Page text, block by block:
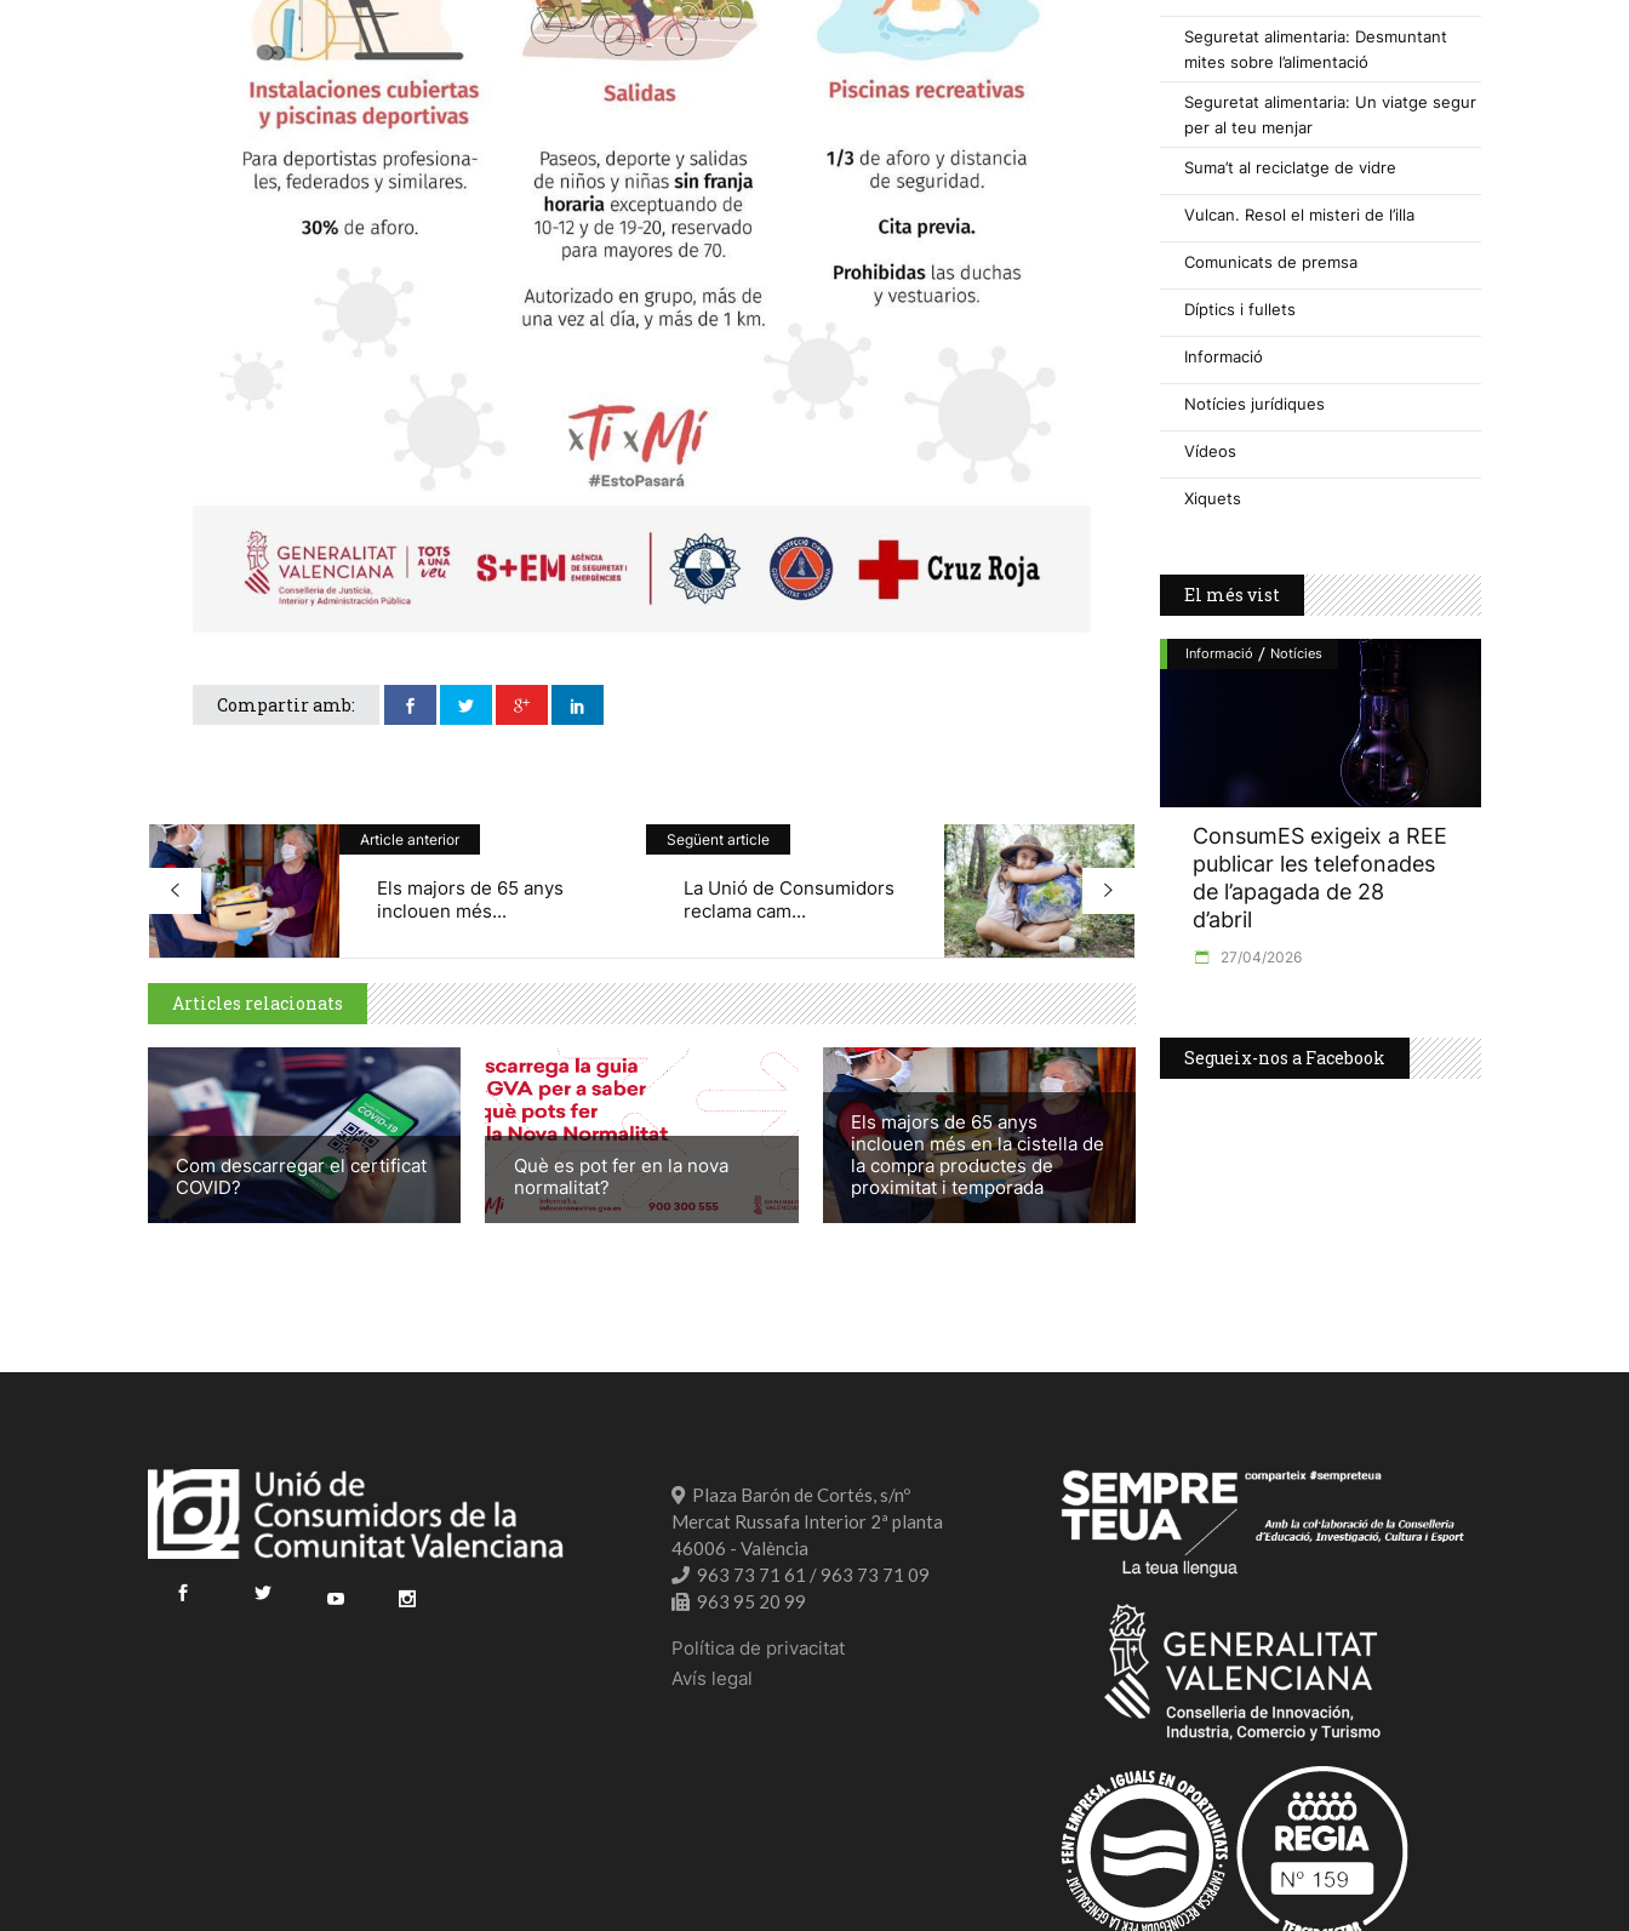
Compartir amb:
Article anterior
Els majors de 65 anys
inclouen més...
Següent article
La Unió de Consumidors
reclama cam...
Articles relacionats
Com descarregar el certificat
COVID?
Què es pot fer en la nova
normalitat?
Els majors de 65 anys
inclouen més en la cistella de
la compra productes de
proximitat i temporada
Seguretat alimentaria: Desmuntant
mites sobre l’alimentació
Seguretat alimentaria: Un viatge segur
per al teu menjar
Suma’t al reciclatge de vidre
Vulcan. Resol el misteri de l’illa
Comunicats de premsa
Díptics i fullets
Informació
Notícies jurídiques
Vídeos
Xiquets
El més vist
Informació / Notícies
ConsumES exigeix a REE
publicar les telefonades
de l’apagada de 28
d’abril
27/04/2026
Segueix-nos a Facebook
Plaza Barón de Cortés, s/nº
Mercat Russafa Interior 2ª planta
46006 - València
963 73 71 61 / 963 73 71 09
963 95 20 99
Política de privacitat
Avís legal